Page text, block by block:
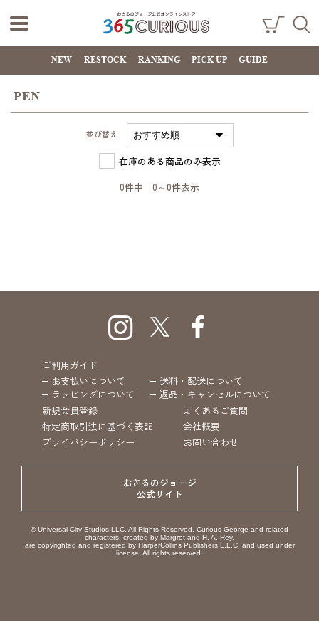
おさるのジョー
ジ公式オンライ
365CURIOUS
ング
カー
NEW RESTOCK RANKING PICK UP GUIDE
PEN
並び替え
在庫のある商品のみ表示
0件中 0～0件表示
ご利用ガイド
お支払いについて
送料・配送について
ラッピングについて
返品・キャンセルについて
新規会員登録
よくあるご質問
特定商取引法に基づく表記
会社概要
プライバシーポリシー
お問い合わせ
おさるのジョージ
公式サイト
© Universal City Studios LLC. All Rights Reserved. Curious George and related
characters, created by Margret and H. A. Rey,
are copyrighted and registered by HarperCollins Publishers L.L.C. and used under
license. All rights reserved.